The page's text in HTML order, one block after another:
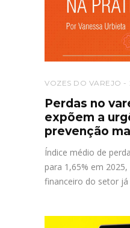
VOZES DO VAREJO
Perdas no
expõem a
prevenção
Índice médio de
para 1,65% em
financeiro do setor já